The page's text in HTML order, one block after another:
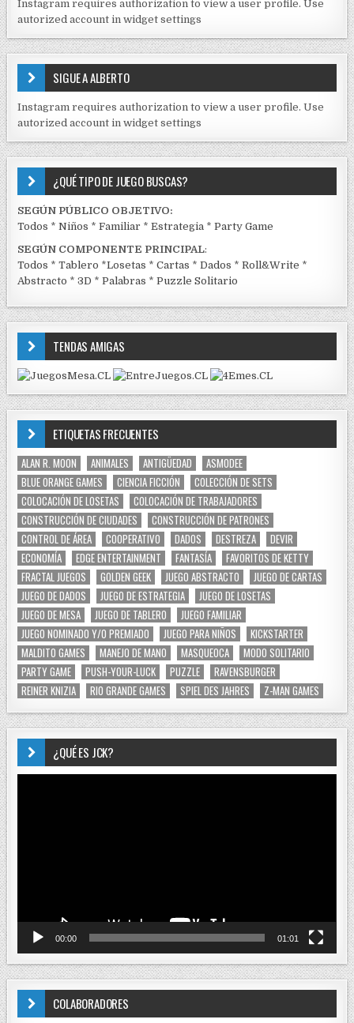
D
S
E
J
C
K
Instagram requires authorization to view a user profile. Use
autorized account in widget settings
SIGUE A ALBERTO
Instagram requires authorization to view a user profile. Use
autorized account in widget settings
¿QUÉ TIPO DE JUEGO BUSCAS?
SEGÚN PÚBLICO OBJETIVO:
Todos *Niños *Familiar *Estrategia *Party Game
SEGÚN COMPONENTE PRINCIPAL:
Todos *Tablero *Losetas *Cartas *Dados *Roll&Write *
Abstracto *3D *Palabras *Puzzle Solitario
TENDAS AMIGAS
ETIQUETAS FRECUENTES
ALAN R. MOON ANIMALES ANTIGÜEDAD
ASMODEE
BLUE ORANGE GAMES
CIENCIA FICCIÓN
COLECCIÓN DE SETS
COLOCACIÓN DE LOSETAS
COLOCACIÓN DE TRABAJADORES
CONSTRUCCIÓN DE CIUDADES
CONSTRUCCIÓN DE PATRONES
CONTROL DE ÁREA
COOPERATIVO DADOS DESTREZA
DEVIR
ECONOMÍA
EDGE ENTERTAINMENT FANTASÍA
FAVORITOS DE KETTY
FRACTAL JUEGOS
GOLDEN GEEK JUEGO ABSTRACTO
JUEGO DE CARTAS
JUEGO DE DADOS
JUEGO DE ESTRATEGIA
JUEGO DE LOSETAS
JUEGO DE MESA
JUEGO DE TABLERO
JUEGO FAMILIAR
JUEGO NOMINADO Y/O PREMIADO
JUEGO PARA NIÑOS
KICKSTARTER
MALDITO GAMES
MANEJO DE MANO MASQUEOCA
MODO SOLITARIO
PARTY GAME
PUSH-YOUR-LUCK PUZZLE
RAVENSBURGER
REINER KNIZIA
RIO GRANDE GAMES SPIEL DES JAHRES Z-MAN GAMES
¿QUÉ ES JCK?
00:00 01:01
COLABORADORES